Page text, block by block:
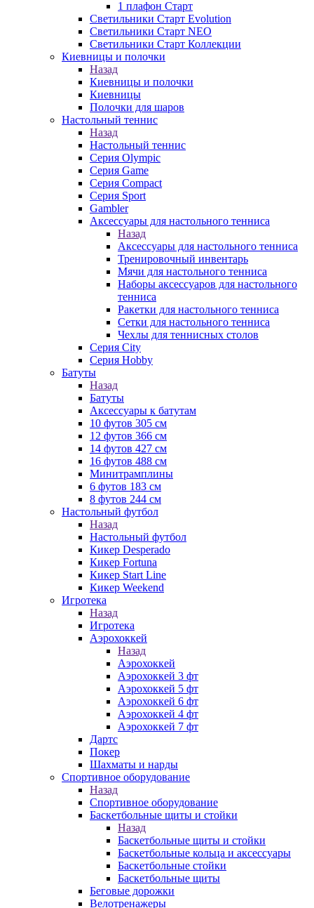
1 плафон Старт
Светильники Старт Evolution
Светильники Старт NEO
Светильники Старт Коллекции
Киевницы и полочки
Назад
Киевницы и полочки
Киевницы
Полочки для шаров
Настольный теннис
Назад
Настольный теннис
Серия Olympic
Серия Game
Серия Compact
Серия Sport
Gambler
Аксессуары для настольного тенниса
Назад
Аксессуары для настольного тенниса
Тренировочный инвентарь
Мячи для настольного тенниса
Наборы аксессуаров для настольного
тенниса
Ракетки для настольного тенниса
Сетки для настольного тенниса
Чехлы для теннисных столов
Серия City
Серия Hobby
Батуты
Назад
Батуты
Аксессуары к батутам
10 футов 305 см
12 футов 366 см
14 футов 427 см
16 футов 488 см
Минитрамплины
6 футов 183 см
8 футов 244 см
Настольный футбол
Назад
Настольный футбол
Кикер Desperado
Кикер Fortuna
Кикер Start Line
Кикер Weekend
Игротека
Назад
Игротека
Аэрохоккей
Назад
Аэрохоккей
Аэрохоккей 3 фт
Аэрохоккей 5 фт
Аэрохоккей 6 фт
Аэрохоккей 4 фт
Аэрохоккей 7 фт
Дартс
Покер
Шахматы и нарды
Спортивное оборудование
Назад
Спортивное оборудование
Баскетбольные щиты и стойки
Назад
Баскетбольные щиты и стойки
Баскетбольные кольца и аксессуары
Баскетбольные стойки
Баскетбольные щиты
Беговые дорожки
Велотренажеры